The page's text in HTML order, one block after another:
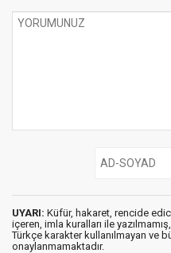
UYARI: Küfür, hakaret, rencide
içeren, imla kuralları ile yazılmamış,
Türkçe karakter kullanılmayan ve
onaylanmamaktadır.